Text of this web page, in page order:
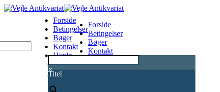
×
Titel
Forside
Betingelser
Bøger
Kontakt
Hjælp
0
Forside
Betingelser
Bøger
Kontakt